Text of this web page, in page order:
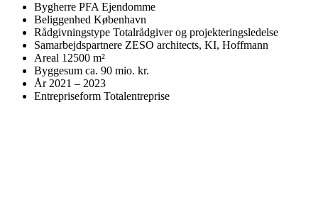
Bygherre PFA Ejendomme
Beliggenhed København
Rådgivningstype Totalrådgiver og projekteringsledelse
Samarbejdspartnere ZESO architects, KI, Hoffmann
Areal 12500 m²
Byggesum ca. 90 mio. kr.
År 2021 – 2023
Entrepriseform Totalentreprise